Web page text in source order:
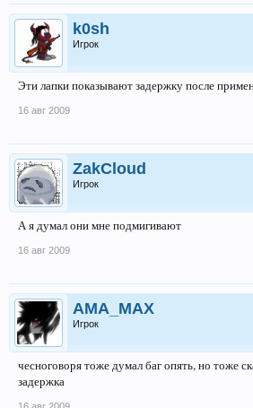
k0sh
Игрок
Эти лапки показывают задержку после
16 авг 2009
ZakCloud
Игрок
А я думал они мне подмигивают
16 авг 2009
AMA_MAX
Игрок
чесноговоря тоже думал баг опять, но тоже
задержка